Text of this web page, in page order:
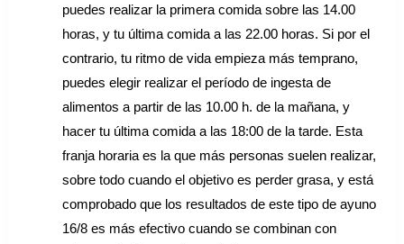
puedes realizar la primera comida sobre las 14.00
horas, y tu última comida a las 22.00 horas. Si por el
contrario, tu ritmo de vida empieza más temprano,
puedes elegir realizar el período de ingesta de
alimentos a partir de las 10.00 h. de la mañana, y
hacer tu última comida a las 18:00 de la tarde. Esta
franja horaria es la que más personas suelen realizar,
sobre todo cuando el objetivo es perder grasa, y está
comprobado que los resultados de este tipo de ayuno
16/8 es más efectivo cuando se combinan con